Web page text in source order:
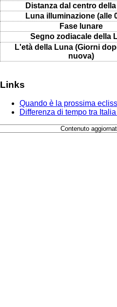
Distanza dal centro della
Luna illuminazione (alle
Fase lunare
Segno zodiacale della
L'età della Luna (Giorni
nuova)
Links
Quando è la prossima
Differenza di tempo tra
Contenuto